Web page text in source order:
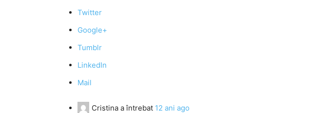
Twitter
Google+
Tumblr
LinkedIn
Mail
Cristina a întrebat 12 ani ago